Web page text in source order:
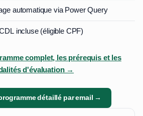
automatique via Power Query
incluse (éligible CPF)
complet, les prérequis et les
d'évaluation →
détaillé par email →